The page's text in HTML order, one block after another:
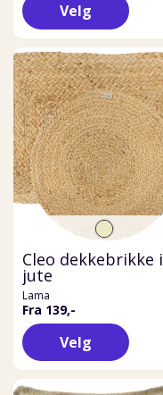
Velg
Cleo dekkebrikke i
jute
Lama
Fra 139,-
Velg